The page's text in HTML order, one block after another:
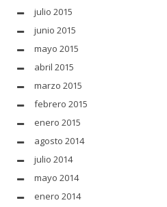
julio 2015
junio 2015
mayo 2015
abril 2015
marzo 2015
febrero 2015
enero 2015
agosto 2014
julio 2014
mayo 2014
enero 2014